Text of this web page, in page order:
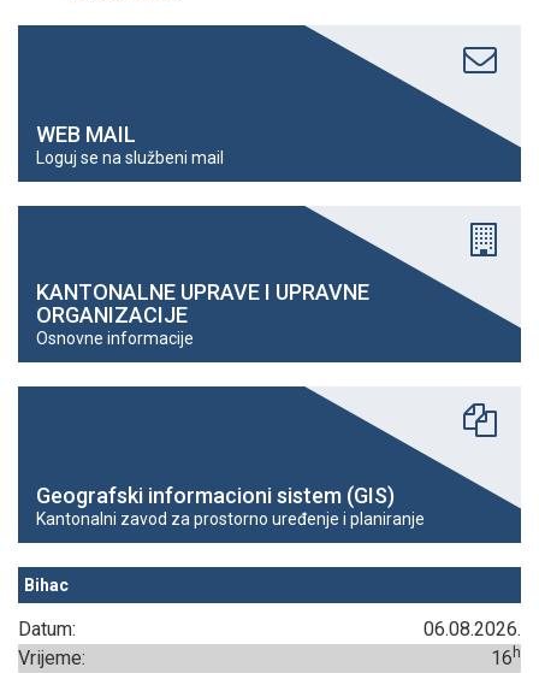
WEB MAIL
Loguj se na službeni mail
KANTONALNE UPRAVE I UPRAVNE
ORGANIZACIJE
Osnovne informacije
Geografski informacioni sistem (GIS)
Kantonalni zavod za prostorno uređenje i planiranje
Bihac
Datum:
06.08.2026.
Vrijeme:
16 h